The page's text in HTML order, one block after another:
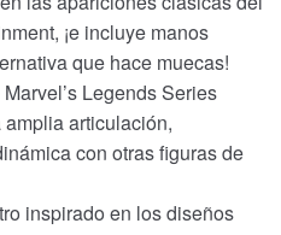
¡e incluye manos
que hace muecas!
Legends Series
amplia articulación,
con otras figuras de
inspirado en los diseños